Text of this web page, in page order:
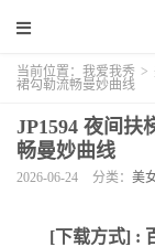
当前位置： 我爱我秀 >
裙勾勒流畅曼妙曲线
JP1594 夜间扶
畅曼妙曲线
2026-06-24 分类： 美
[下载方式] :